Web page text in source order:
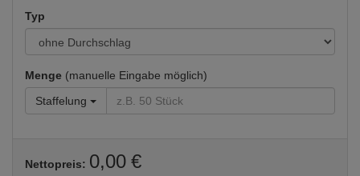
Typ
Menge (manuelle Eingabe möglich)
Staffelung
Nettopreis: 0,00 €